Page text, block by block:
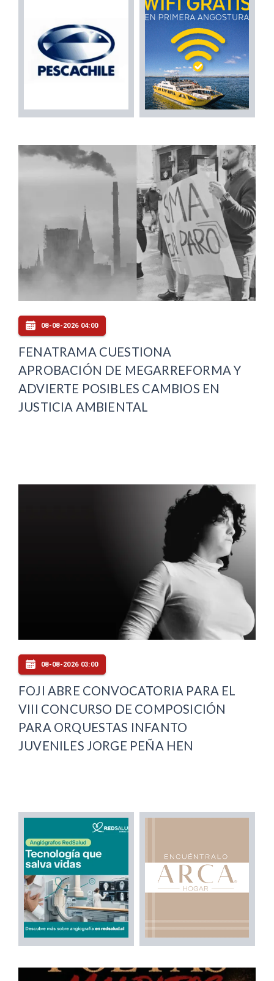
08-08-2026 04:00
FENATRAMA CUESTIONA
APROBACIÓN DE MEGARREFORMA Y
ADVIERTE POSIBLES CAMBIOS EN
JUSTICIA AMBIENTAL
08-08-2026 03:00
FOJI ABRE CONVOCATORIA PARA EL
VIII CONCURSO DE COMPOSICIÓN
PARA ORQUESTAS INFANTO
JUVENILES JORGE PEÑA HEN